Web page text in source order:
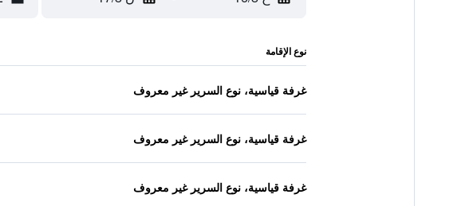
نوع الإقامة
غرفة قياسية، نوع السرير غير معروف
غرفة قياسية، نوع السرير غير معروف
غرفة قياسية، نوع السرير غير معروف